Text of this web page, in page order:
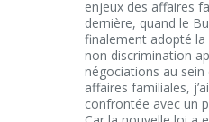
enjeux des affaires
dernière, quand le
finalement adopté la
non discrimination
négociations au
affaires familiales,
confrontée avec un